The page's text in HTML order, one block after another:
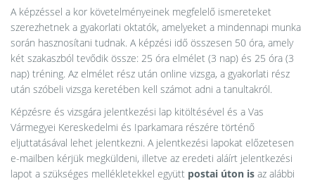
A képzéssel a kor követelményeinek megfelelő ismereteket
szerezhetnek a gyakorlati oktatók, amelyeket a mindennapi munka
során hasznosítani tudnak. A képzési idő összesen 50 óra, amely
két szakaszból tevődik össze: 25 óra elmélet (3 nap) és 25 óra (3
nap) tréning. Az elmélet rész után online vizsga, a gyakorlati rész
után szóbeli vizsga keretében kell számot adni a tanultakról.
Képzésre és vizsgára jelentkezési lap kitöltésével és a Vas
Vármegyei Kereskedelmi és Iparkamara részére történő
eljuttatásával lehet jelentkezni. A jelentkezési lapokat előzetesen
e-mailben kérjük megküldeni, illetve az eredeti aláírt jelentkezési
lapot a szükséges mellékletekkel együtt postai úton is az alábbi